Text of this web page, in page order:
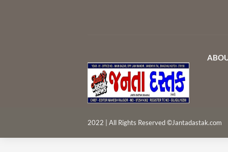
2022 | All Rights Reserved ©Jantadastak.com